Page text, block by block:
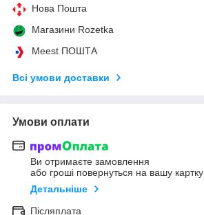
Нова Пошта
Магазини Rozetka
Meest ПОШТА
Всі умови доставки
Умови оплати
Ви отримаєте замовлення
або гроші повернуться на вашу картку
Детальніше
Післяплата